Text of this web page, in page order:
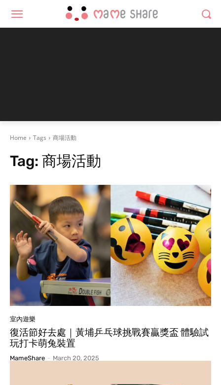
Home Tags 商場活動
Tag: 商場活動
室內遊樂
復活節好去處｜黃埔乒乓球挑戰賽贏獎盃 體驗試
玩打卡萌兔裝置
MameShare - March 20, 2025